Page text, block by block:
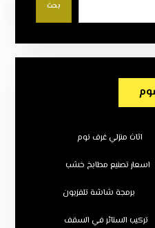
بحث
اثاث منزلي غرف نوم
اسعار تصنيع مطابخ خشب
برمجة شاشة تلفزيون
تركيب الستائر في السقف